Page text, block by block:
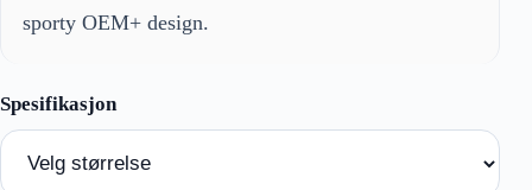
sporty OEM+ design.